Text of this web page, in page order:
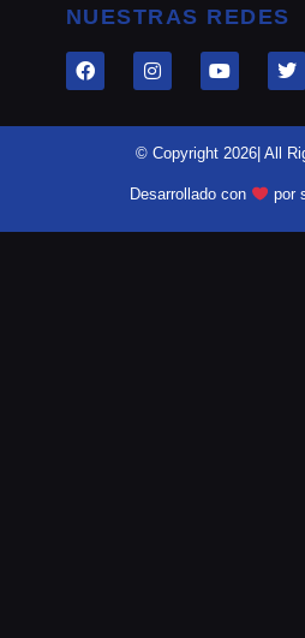
NUESTRAS REDES
© Copyright 2026| All
Desarrollado con por